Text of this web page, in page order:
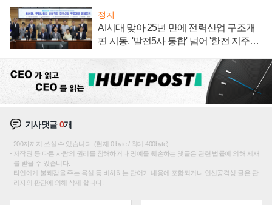
정치
AI시대 맞아 25년 만에 전력산업 구조개
편 시동, '발전5사 통합' 넘어 '한전 지주사'
기사댓글0개
200자까지 쓰실 수 있습니다. (현재 0 byte / 최대 400byte)
저작권 등 다른 사람의 권리를 침해하거나 명예를 훼손하는 댓글은 관련 법률에 의해 제재
를 받을 수 있습니다.
타인에게 불쾌감을 주는 욕설 등 비하하는 단어가 내용에 포함되거나 인신공격성 글은 관
리자의 판단에 의해 삭제 합니다.